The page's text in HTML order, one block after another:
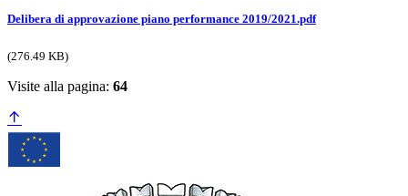
Delibera di approvazione piano performance 2019/2021.pdf
(276.49 KB)
Visite alla pagina: 64